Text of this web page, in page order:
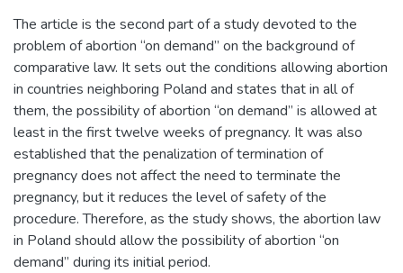
The article is the second part of a study devoted to the
problem of abortion “on demand” on the background of
comparative law. It sets out the conditions allowing abortion
in countries neighboring Poland and states that in all of
them, the possibility of abortion “on demand” is allowed at
least in the first twelve weeks of pregnancy. It was also
established that the penalization of termination of
pregnancy does not affect the need to terminate the
pregnancy, but it reduces the level of safety of the
procedure. Therefore, as the study shows, the abortion law
in Poland should allow the possibility of abortion “on
demand” during its initial period.